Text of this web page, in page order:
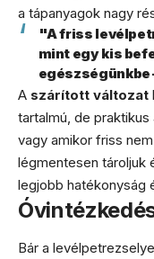
a tápanyagok nagy
"A friss
mint egy kis
egészségünkbe
A szárított változat
tartalmú, de
vagy amikor friss
légmentesen tároljuk
legjobb hatékonyság
Bár a